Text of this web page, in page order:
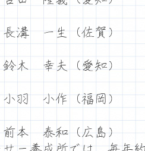
溝 一生（佐賀）
木 幸夫（愛知）
羽 小作（福岡）
本 泰和（広島）